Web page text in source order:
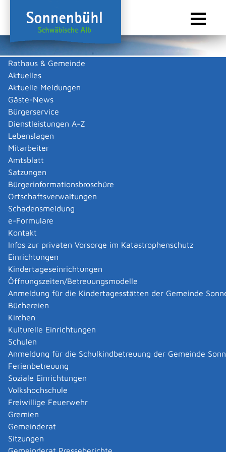
Rathaus & Gemeinde
Aktuelles
Aktuelle Meldungen
Gäste-News
Bürgerservice
Dienstleistungen A-Z
Lebenslagen
Mitarbeiter
Amtsblatt
Satzungen
Bürgerinformationsbroschüre
Ortschaftsverwaltungen
Schadensmeldung
e-Formulare
Kontakt
Infos zur privaten Vorsorge im Katastrophenschutz
Einrichtungen
Kindertageseinrichtungen
Öffnungszeiten/Betreuungsmodelle
Anmeldung für die Kindertagesstätten der Gemeinde
Büchereien
Kirchen
Kulturelle Einrichtungen
Schulen
Anmeldung für die Schulkindbetreuung der Gemeinde
Ferienbetreuung
Soziale Einrichtungen
Volkshochschule
Freiwillige Feuerwehr
Gremien
Gemeinderat
Sitzungen
Sie sind hier:
Gastronomie
Keine Daten vorhanden
Zurück zur Suche
Zurück zur Suche
||